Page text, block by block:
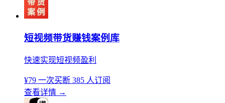
短视频带货赚钱案例库
快速实现短视频盈利
¥79 一次买断 385 人订阅
查看详情 →